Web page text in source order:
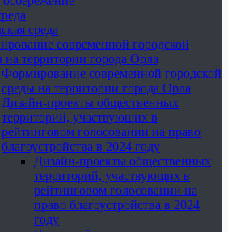
среда
современной городской
на территории города Орла
Формирование современной городской
среды на территории города Орла
Дизайн-проекты общественных
территорий, участвующих в
рейтинговом голосовании на право
благоустройства в 2024 году
Дизайн-проекты общественных
территорий, участвующих в
рейтинговом голосовании на
право благоустройства в 2024
году